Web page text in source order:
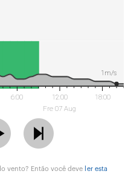
6:00
12:00
Fre 07 Aug
18:00
1m/s
vento? Então você deve
ler esta